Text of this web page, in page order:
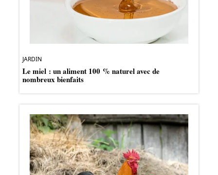
JARDIN
Le miel : un aliment 100 % naturel avec de
nombreux bienfaits